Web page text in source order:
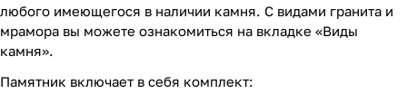
любого имеющегося в наличии камня. С видами гранита и
мрамора вы можете ознакомиться на вкладке «Виды
камня».
Памятник включает в себя комплект: